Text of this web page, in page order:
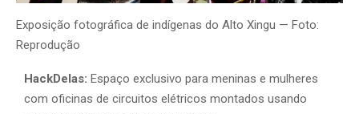
Exposição fotográfica de indígenas do Alto Xingu — Foto:
Reprodução
HackDelas: Espaço exclusivo para meninas e mulheres
com oficinas de circuitos elétricos montados usando